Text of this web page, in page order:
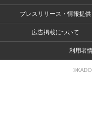
プレスリリース・情報提供
広告掲載について
利用者